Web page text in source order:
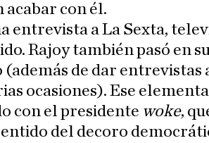
acabar con él.
entrevista a La Sexta,
Rajoy también pasó en
de dar entrevistas
ocasiones). Ese
con el presidente woke,
del decoro